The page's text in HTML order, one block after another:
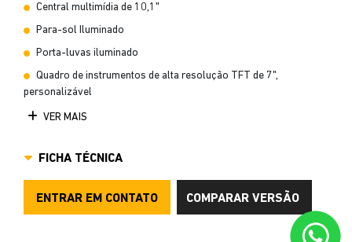
Central multimídia de 10,1"
Para-sol Iluminado
Porta-luvas iluminado
Quadro de instrumentos de alta resolução TFT de 7",
personalizável
VER MAIS
FICHA TÉCNICA
ENTRAR EM CONTATO COMPARAR VERSÃO